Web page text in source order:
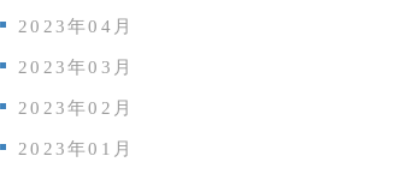
2023年04月
2023年03月
2023年02月
2023年01月